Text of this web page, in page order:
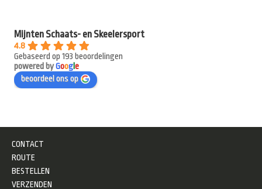
Mijnten Schaats- en Skeelersport
4.8
Gebaseerd op 193 beoordelingen
powered byGooge
beoordeel ons op
CONTACT
ROUTE
BESTELLEN
VERZENDEN